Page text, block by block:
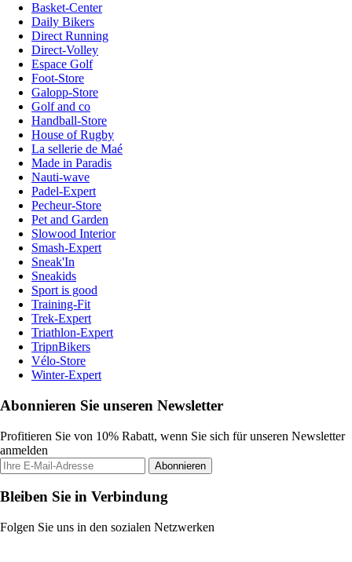
Basket-Center
Daily Bikers
Direct Running
Direct-Volley
Espace Golf
Foot-Store
Galopp-Store
Golf and co
Handball-Store
House of Rugby
La sellerie de Maé
Made in Paradis
Nauti-wave
Padel-Expert
Pecheur-Store
Pet and Garden
Slowood Interior
Smash-Expert
Sneak'In
Sneakids
Sport is good
Training-Fit
Trek-Expert
Triathlon-Expert
TripnBikers
Vélo-Store
Winter-Expert
Abonnieren Sie unseren Newsletter
Profitieren Sie von 10% Rabatt, wenn Sie sich für unseren Newsletter
anmelden
Abonnieren
Bleiben Sie in Verbindung
Folgen Sie uns in den sozialen Netzwerken